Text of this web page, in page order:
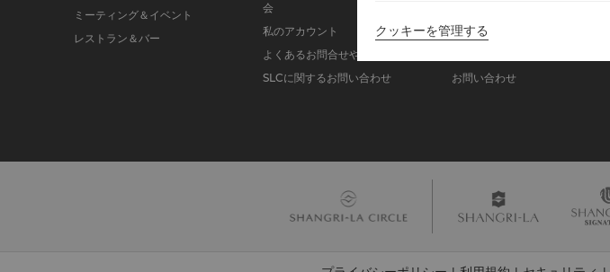
ミーティング＆イベント
レストラン＆バー
会
私のアカウント
よくあるお問合せや質問
SLCに関するお問い合わせ
シャングリ・ラ センター
お問い合わせ
クッキーを管理する